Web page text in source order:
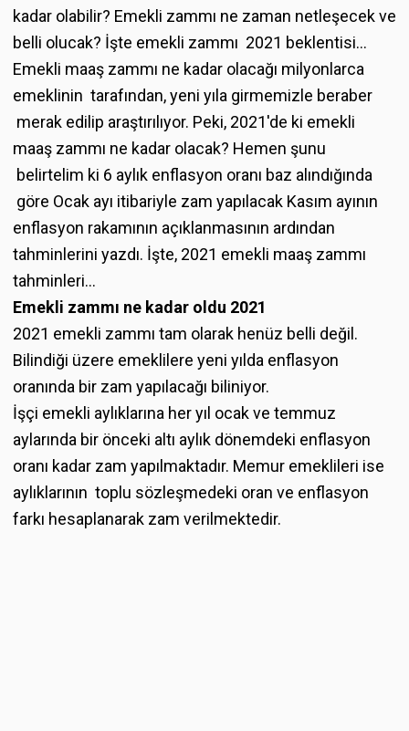
kadar olabilir? Emekli zammı ne zaman netleşecek ve
belli olucak? İşte emekli zammı 2021 beklentisi...
Emekli maaş zammı ne kadar olacağı milyonlarca
emeklinin tarafından, yeni yıla girmemizle beraber
merak edilip araştırılıyor. Peki, 2021'de ki emekli
maaş zammı ne kadar olacak? Hemen şunu
belirtelim ki 6 aylık enflasyon oranı baz alındığında
göre Ocak ayı itibariyle zam yapılacak Kasım ayının
enflasyon rakamının açıklanmasının ardından
tahminlerini yazdı. İşte, 2021 emekli maaş zammı
tahminleri...
Emekli zammı ne kadar oldu 2021
2021 emekli zammı tam olarak henüz belli değil.
Bilindiği üzere emeklilere yeni yılda enflasyon
oranında bir zam yapılacağı biliniyor.
İşçi emekli aylıklarına her yıl ocak ve temmuz
aylarında bir önceki altı aylık dönemdeki enflasyon
oranı kadar zam yapılmaktadır. Memur emeklileri ise
aylıklarının toplu sözleşmedeki oran ve enflasyon
farkı hesaplanarak zam verilmektedir.